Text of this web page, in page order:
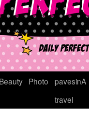
Beauty Photo
pavesinA
travel